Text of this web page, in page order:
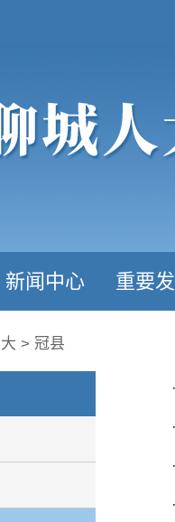
新闻中心 重要
> 冠县